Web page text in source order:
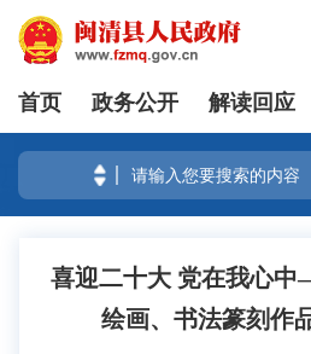
首页 政务公开 解读回应
喜迎二十大 党在我心
绘画、书法篆刻作